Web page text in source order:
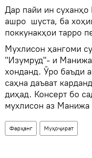
Дар пайи ин
ашро шуста, ба
поккунакҳои тарро
Мухлисон ҳангоми
"Изумруд"- и
хонданд. Ӯро баъди
саҳна даъват
диҳад. Консерт бо
мухлисон аз Манижа
Фарҳанг Муҳоҷират